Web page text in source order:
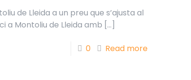
de Lleida a un preu que s’ajusta al
a Montoliu de Lleida amb […]
0 Read more